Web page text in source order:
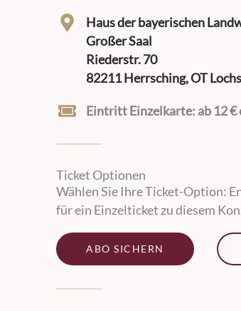
Haus der bayerischen
Großer Saal
Riederstr. 70
82211 Herrsching, OT
Eintritt Einzelkarte: ab 12 €
Ticket Optionen
Wählen Sie Ihre Ticket-Option:
für ein Einzelticket zu diesem
ABO SICHERN